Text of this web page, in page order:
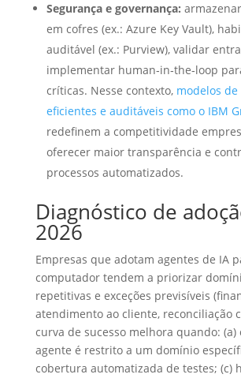
Segurança e governança:
em cofres (ex.: Azure Key Vault),
auditável (ex.: Purview), validar
implementar human‑in‑the‑loop
críticas. Nesse contexto, modelos de
eficientes e auditáveis como o IBM
redefinem a competitividade
oferecer maior transparência e
processos automatizados.
Diagnóstico de
2026
Empresas que adotam agentes de IA
computador tendem a priorizar
repetitivas e exceções previsíveis
atendimento ao cliente, reconciliação
curva de sucesso melhora quando: (a)
agente é restrito a um domínio
cobertura automatizada de testes; (c)